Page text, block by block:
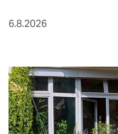
6.8.2026